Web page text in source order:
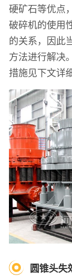
硬矿石等优点
破碎机的使用
的关系，因此
方法进行解决
措施见下文详
圆锥头失